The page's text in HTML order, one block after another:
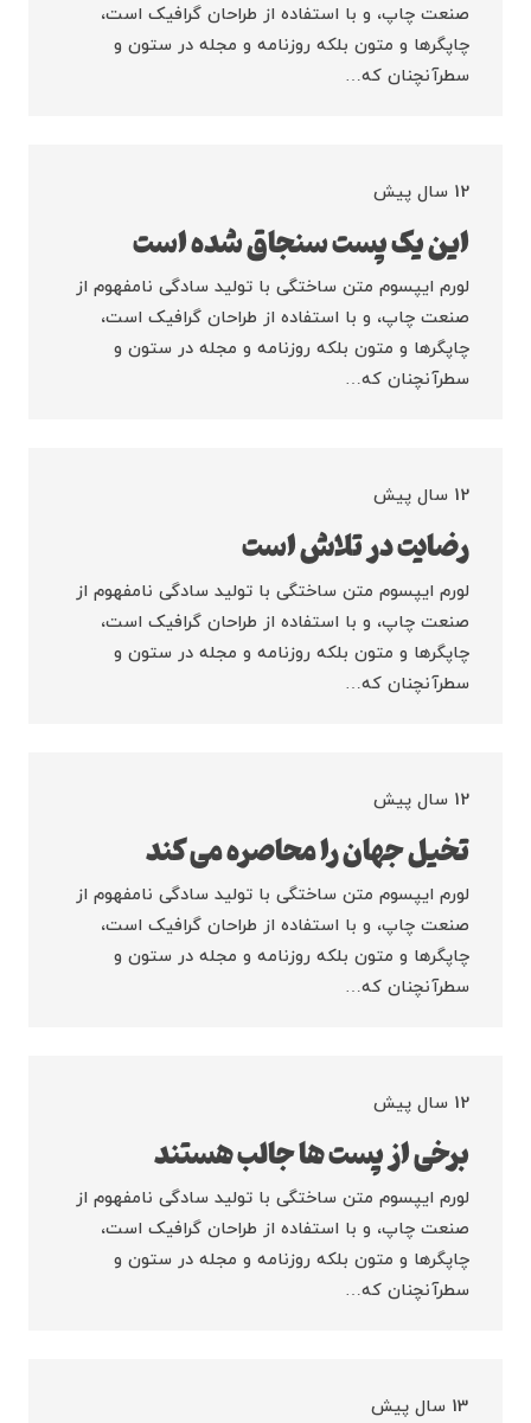
صنعت چاپ، و با استفاده از طراحان گرافیک است،
چاپگرها و متون بلکه روزنامه و مجله در ستون و
سطرآنچنان که…
12 سال پیش
این یک پست سنجاق شده است
لورم ایپسوم متن ساختگی با تولید سادگی نامفهوم از
صنعت چاپ، و با استفاده از طراحان گرافیک است،
چاپگرها و متون بلکه روزنامه و مجله در ستون و
سطرآنچنان که…
12 سال پیش
رضایت در تلاش است
لورم ایپسوم متن ساختگی با تولید سادگی نامفهوم از
صنعت چاپ، و با استفاده از طراحان گرافیک است،
چاپگرها و متون بلکه روزنامه و مجله در ستون و
سطرآنچنان که…
12 سال پیش
تخیل جهان را محاصره می کند
لورم ایپسوم متن ساختگی با تولید سادگی نامفهوم از
صنعت چاپ، و با استفاده از طراحان گرافیک است،
چاپگرها و متون بلکه روزنامه و مجله در ستون و
سطرآنچنان که…
12 سال پیش
برخی از پست ها جالب هستند
لورم ایپسوم متن ساختگی با تولید سادگی نامفهوم از
صنعت چاپ، و با استفاده از طراحان گرافیک است،
چاپگرها و متون بلکه روزنامه و مجله در ستون و
سطرآنچنان که…
13 سال پیش